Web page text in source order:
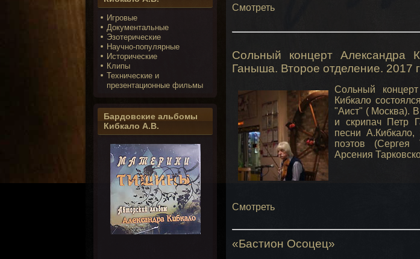
Игровые
Документальные
Эзотерические
Научно-популярные
Исторические
Клипы
Технические и
презентационные фильмы
Бардовские альбомы
Кибкало А.В.
Смотреть
Сольный концерт Александра
Ганыша. Второе отделение. 2017
Сольный концерт
Кибкало
"Аист" ( Москва). В
и скрипач Петр
песни
поэтов (Сергея
Арсения
Смотреть
«Бастион Осоцец»